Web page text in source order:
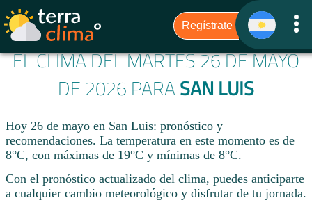
EL CLIMA DEL MARTES 26 DE MAYO
DE 2026 PARA SAN LUIS
Hoy 26 de mayo en San Luis: pronóstico y
recomendaciones. La temperatura en este momento es de
8°C, con máximas de 19°C y mínimas de 8°C.
Con el pronóstico actualizado del clima, puedes anticiparte
a cualquier cambio meteorológico y disfrutar de tu jornada.​